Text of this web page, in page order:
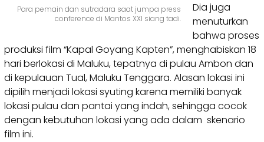
Para pemain dan sutradara saat jumpa press
conference di Mantos XXI siang tadi.
Dia juga
menuturkan
bahwa proses
produksi film “Kapal Goyang Kapten”, menghabiskan 18
hari berlokasi di Maluku, tepatnya di pulau Ambon dan
di kepulauan Tual, Maluku Tenggara. Alasan lokasi ini
dipilih menjadi lokasi syuting karena memiliki banyak
lokasi pulau dan pantai yang indah, sehingga cocok
dengan kebutuhan lokasi yang ada dalam skenario
film ini.